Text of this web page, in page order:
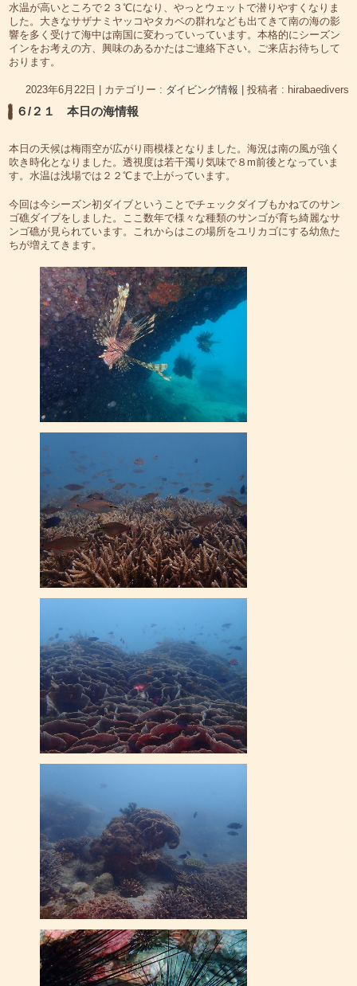
水温が高いところで２３℃になり、やっとウェットで潜りやすくなりま
した。大きなサザナミヤッコやタカベの群れなども出てきて南の海の影
響を多く受けて海中は南国に変わっていっています。本格的にシーズン
インをお考えの方、興味のあるかたはご連絡下さい。ご来店お待ちして
おります。
2023年6月22日 カテゴリー : ダイビング情報 投稿者 : hirabaedivers
６/２１ 本日の海情報
本日の天候は梅雨空が広がり雨模様となりました。海況は南の風が強く
吹き時化となりました。透視度は若干濁り気味で８m前後となっていま
す。水温は浅場では２２℃まで上がっています。
今回は今シーズン初ダイブということでチェックダイブもかねてのサン
ゴ礁ダイブをしました。ここ数年で様々な種類のサンゴが育ち綺麗なサ
ンゴ礁が見られています。これからはこの場所をユリカゴにする幼魚た
ちが増えてきます。